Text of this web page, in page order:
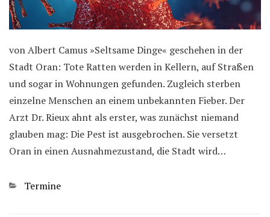
von Albert Camus »Seltsame Dinge« geschehen in der
Stadt Oran: Tote Ratten werden in Kellern, auf Straßen
und sogar in Wohnungen gefunden. Zugleich sterben
einzelne Menschen an einem unbekannten Fieber. Der
Arzt Dr. Rieux ahnt als erster, was zunächst niemand
glauben mag: Die Pest ist ausgebrochen. Sie versetzt
Oran in einen Ausnahmezustand, die Stadt wird…
Kategorien
Termine